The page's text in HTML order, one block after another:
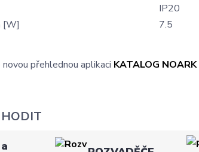
IP20
[W]
7.5
přehlednou aplikaci KATALOG NOARK